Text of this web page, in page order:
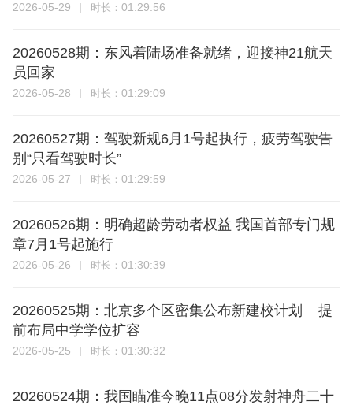
2026-05-29 时长： 01:29:56
20260528期：东风着陆场准备就绪，迎接神21航天
员回家
2026-05-28 时长： 01:29:09
20260527期：驾驶新规6月1号起执行，疲劳驾驶告
别“只看驾驶时长”
2026-05-27 时长： 01:29:59
20260526期：明确超龄劳动者权益 我国首部专门规
章7月1号起施行
2026-05-26 时长： 01:30:39
20260525期：北京多个区密集公布新建校计划 提
前布局中学学位扩容
2026-05-25 时长： 01:30:32
20260524期：我国瞄准今晚11点08分发射神舟二十